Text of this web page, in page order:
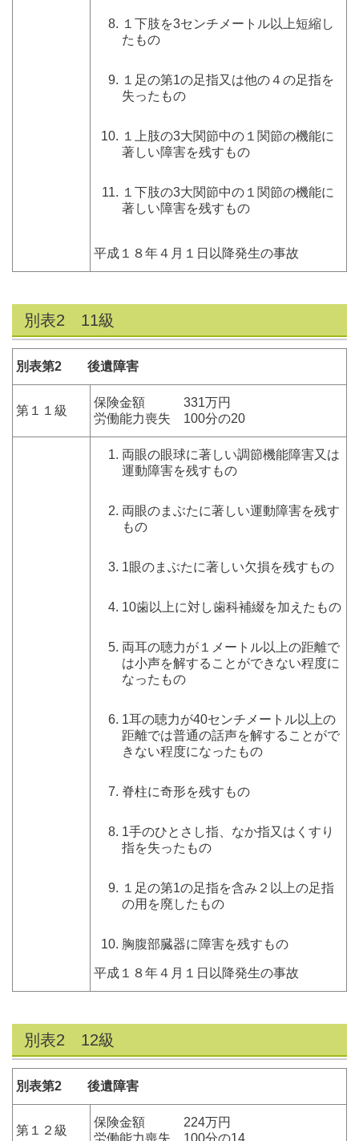
１下肢を3センチメートル以上短縮し
たもの
１足の第1の足指又は他の４の足指を
失ったもの
１上肢の3大関節中の１関節の機能に
著しい障害を残すもの
１下肢の3大関節中の１関節の機能に
著しい障害を残すもの
平成１８年４月１日以降発生の事故
別表2 11級
別表第2 後遺障害
第１１級
保険金額 331万円
労働能力喪失 100分の20
両眼の眼球に著しい調節機能障害又は
運動障害を残すもの
両眼のまぶたに著しい運動障害を残す
もの
1眼のまぶたに著しい欠損を残すもの
10歯以上に対し歯科補綴を加えたもの
両耳の聴力が１メートル以上の距離で
は小声を解することができない程度に
なったもの
1耳の聴力が40センチメートル以上の
距離では普通の話声を解することがで
きない程度になったもの
脊柱に奇形を残すもの
1手のひとさし指、なか指又はくすり
指を失ったもの
１足の第1の足指を含み２以上の足指
の用を廃したもの
胸腹部臓器に障害を残すもの
平成１８年４月１日以降発生の事故
別表2 12級
別表第2 後遺障害
第１２級
保険金額 224万円
労働能力喪失 100分の14